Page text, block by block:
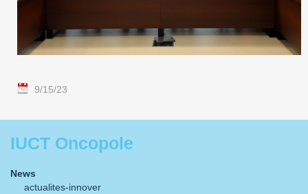
9/15/23
IUCT Oncopole
News
actualites-innover